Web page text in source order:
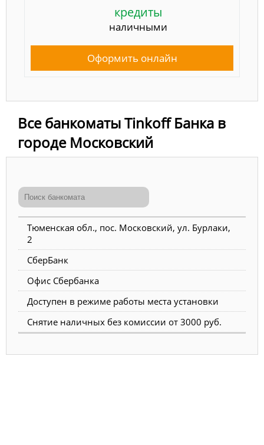
кредиты
наличными
Оформить онлайн
Все банкоматы Tinkoff Банка в
городе Московский
Тюменская обл., пос. Московский, ул. Бурлаки,
2
СберБанк
Офис Сбербанка
Доступен в режиме работы места установки
Снятие наличных без комиссии от 3000 руб.